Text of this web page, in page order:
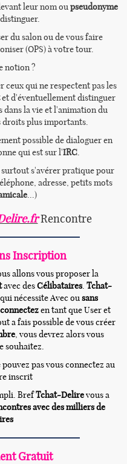
leur nom oupseudonyme
du salon ou de vous faire
(OPS) à votre tour.
notion ?
ceux qui ne respectent pas les
et d'éventuellement distinguer
dans la vie et l'animation du
droits plus importants.
possible de dialoguer en
qui est sur l'IRC.
s'avérer pratique pour
adresse, petits mots
...)
Rencontre
Inscription
allons vous proposer la
avec desCélibataires. Tchat-
nécessite Avec ousans
connectezen tant que User et
a fais possible de vous créer
, vous devrez alors vous
souhaitez.
pas vous connectez au
inscrit
BrefTchat-Delirevous a
avec des milliers de
Gratuit